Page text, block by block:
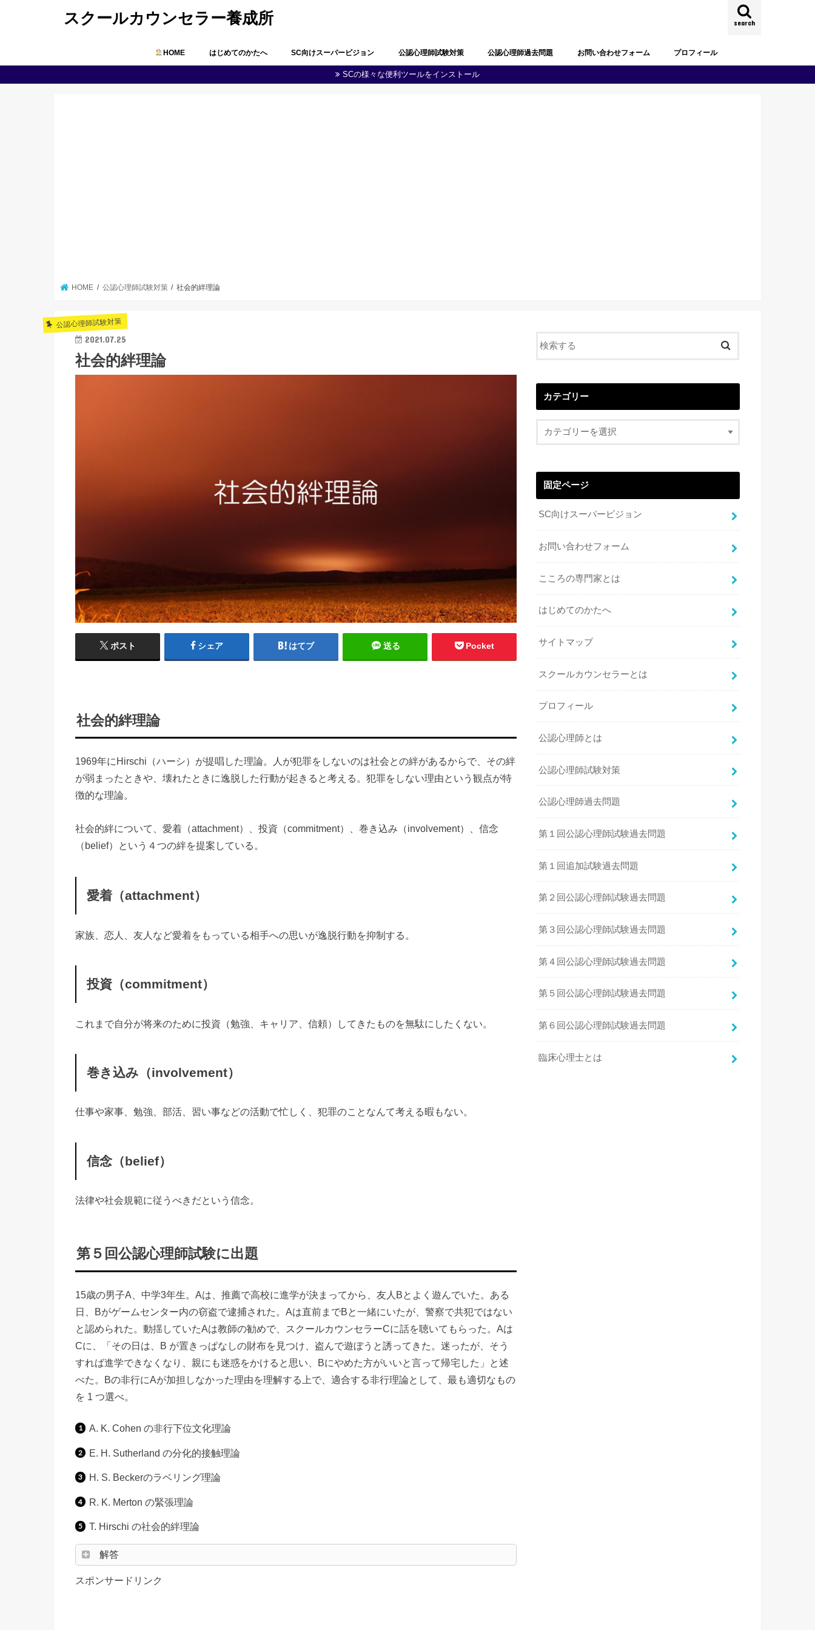
スクールカウンセラー養成所 search
HOME はじめてのかたへ SC向けスーパービジョン 公認心理師試験対策
公認心理師としての職責の自覚
問題解決能力と生涯学習
多職種連携・地域連携
心理学・臨床心理学の全体像
心理学における研究
心理学に関する実験
知覚及び認知
学習及び言語
感情及び人格
脳・神経の働き
社会及び集団に関する心理学
発達
障害者(児)の心理学
心理状態の観察及び結果の分析
心理に関する支援
健康・医療に関する心理学
福祉に関する心理学
教育に関する心理学
司法・犯罪に関する心理学
産業・組織に関する心理学
人体の構造と機能及び疾病
精神疾患とその治療
公認心理師に関する制度
その他（心の健康教育に関する事項
公認心理師過去問題 お問い合わせフォーム プロフィール
SCの様々な便利ツールをインストール
HOME 公認心理師試験対策 社会的絆理論
公認心理師試験対策
2021.07.25
社会的絆理論
ポスト シェア はてブ 送る Pocket
社会的絆理論
1969年にHirschi（ハーシ）が提唱した理論。人が犯罪をしないのは社会との絆があるからで、その絆
が弱まったときや、壊れたときに逸脱した行動が起きると考える。犯罪をしない理由という観点が特
徴的な理論。
社会的絆について、愛着（attachment）、投資（commitment）、巻き込み（involvement）、信念
（belief）という４つの絆を提案している。
愛着（attachment）
家族、恋人、友人など愛着をもっている相手への思いが逸脱行動を抑制する。
投資（commitment）
これまで自分が将来のために投資（勉強、キャリア、信頼）してきたものを無駄にしたくない。
巻き込み（involvement）
仕事や家事、勉強、部活、習い事などの活動で忙しく、犯罪のことなんて考える暇もない。
信念（belief）
法律や社会規範に従うべきだという信念。
第５回公認心理師試験に出題
15歳の男子A、中学3年生。Aは、推薦で高校に進学が決まってから、友人Bとよく遊んでいた。ある
日、Bがゲームセンター内の窃盗で逮捕された。Aは直前までBと一緒にいたが、警察で共犯ではない
と認められた。動揺していたAは教師の勧めで、スクールカウンセラーCに話を聴いてもらった。Aは
Cに、「その日は、B が置きっぱなしの財布を見つけ、盗んで遊ぼうと誘ってきた。迷ったが、そう
すれば進学できなくなり、親にも迷惑をかけると思い、Bにやめた方がいいと言って帰宅した」と述
べた。Bの非行にAが加担しなかった理由を理解する上で、適合する非行理論として、最も適切なもの
を 1 つ選べ。
A. K. Cohen の非行下位文化理論
E. H. Sutherland の分化的接触理論
H. S. Beckerのラベリング理論
R. K. Merton の緊張理論
T. Hirschi の社会的絆理論
解答
スポンサードリンク
カテゴリー
固定ページ
SC向けスーパービジョン
お問い合わせフォーム
こころの専門家とは
はじめてのかたへ
サイトマップ
スクールカウンセラーとは
プロフィール
公認心理師とは
公認心理師試験対策
公認心理師過去問題
第１回公認心理師試験過去問題
第１回追加試験過去問題
第２回公認心理師試験過去問題
第３回公認心理師試験過去問題
第４回公認心理師試験過去問題
第５回公認心理師試験過去問題
第６回公認心理師試験過去問題
臨床心理士とは